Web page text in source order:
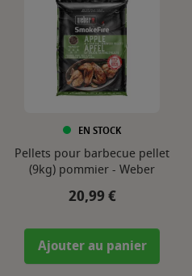
EN STOCK
Pellets pour barbecue pellet
(9kg) pommier - Weber
Prix
20,99 €
Ajouter au panier